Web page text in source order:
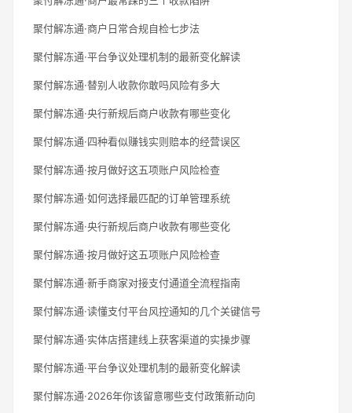
聚付解冻通·商户日常合规自检七步法
聚付解冻通·平台争议处理机制的最新变化解读
聚付解冻通·替别人收款你敢吗风险有多大
聚付解冻通·央行新规后商户收款有哪些变化
聚付解冻通·四种看似赚钱实则赔本的经营误区
聚付解冻通·按月做好这五项账户风险检查
聚付解冻通·如何选择最匹配的订单管理系统
聚付解冻通·央行新规后商户收款有哪些变化
聚付解冻通·按月做好这五项账户风险检查
聚付解冻通·新手商家对接支付通道全流程指南
聚付解冻通·读懂支付平台风控通知的几个关键信号
聚付解冻通·实体店搭建线上获客渠道的实操步骤
聚付解冻通·平台争议处理机制的最新变化解读
聚付解冻通·2026年你该留意哪些支付政策新动向